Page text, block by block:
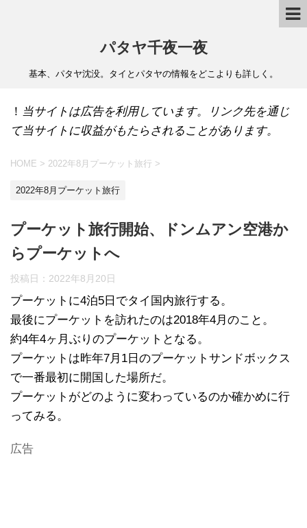
パタヤ千夜一夜
基本、パタヤ沈没。タイとパタヤの情報をどこよりも詳しく。
！ 当サイトは広告を利用しています。リンク先を通じ
て当サイトに収益がもたらされることがあります。
HOME > 2022年8月プーケット旅行 >
2022年8月プーケット旅行
プーケット旅行開始、ドンムアン空港か
らプーケットへ
投稿日： 2022年8月20日
プーケットに4泊5日でタイ国内旅行する。
最後にプーケットを訪れたのは2018年4月のこと。
約4年4ヶ月ぶりのプーケットとなる。
プーケットは昨年7月1日のプーケットサンドボックス
で一番最初に開国した場所だ。
プーケットがどのように変わっているのか確かめに行
ってみる。
広告